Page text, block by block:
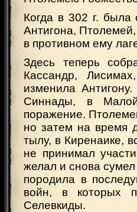
Когда в 302 г. была
Антигона,
в противном ему
Здесь теперь
Кассандр,
изменила
Синнады, в
поражение.
но затем на время
тылу, в Киренаике,
не принимал
желал и снова
породила в
войн, в которых
Селевкиды.